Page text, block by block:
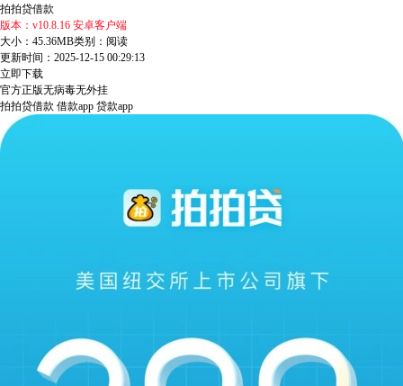
拍拍贷借款
版本：v10.8.16 安卓客户端
大小：45.36MB类别：阅读
更新时间：2025-12-15 00:29:13
立即下载
官方正版无病毒无外挂
拍拍贷借款 借款app 贷款app